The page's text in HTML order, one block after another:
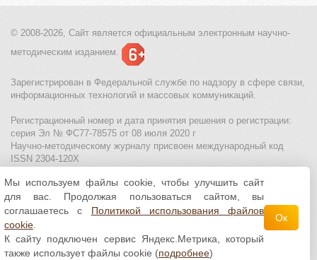
© 2008-2026, Сайт является официальным электронным научно-
методическим изданием.
Зарегистрирован в Федеральной службе по надзору в сфере связи,
информационных технологий и массовых коммуникаций.
Регистрационный номер и дата принятия решения о регистрации:
серия Эл № ФС77-78575 от 08 июля 2020 г
Научно-методическому журналу присвоен международный код
ISSN 2304-120X
МЦИТО|Школьные олимпиады и онлайн конкурсы для детей
Политика использования файлов cookie| Политика обработки и
защиты персональных данных
Все материалы доступны полицензии Creative
Commons С указанием авторства 4.0 Всемирная
Мы используем файлы cookie, чтобы улучшить сайт
для вас. Продолжая пользоваться сайтом, вы
соглашаетесь с Политикой использования файлов
cookie
К сайту подключен сервис Яндекс.Метрика, который
также использует файлы cookie (подробнее)
Ок